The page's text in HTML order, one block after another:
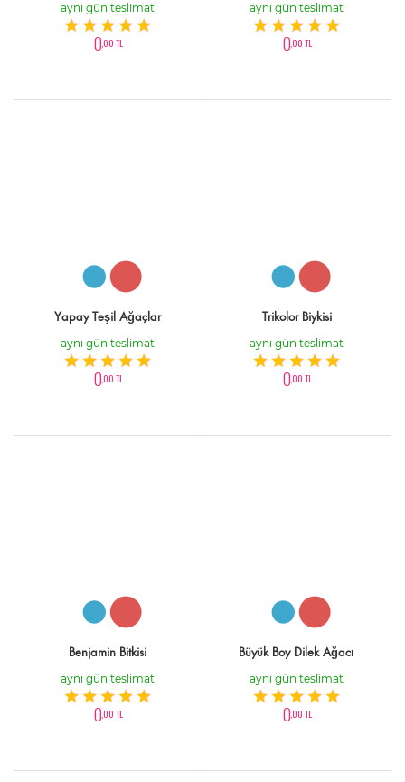
aynı gün teslimat
0,00 TL
aynı gün teslimat
0,00 TL
Yapay Teşil Ağaçlar
aynı gün teslimat
0,00 TL
Trikolor Biykisi
aynı gün teslimat
0,00 TL
Benjamin Bitkisi
aynı gün teslimat
0,00 TL
Büyük Boy Dilek Ağacı
aynı gün teslimat
0,00 TL